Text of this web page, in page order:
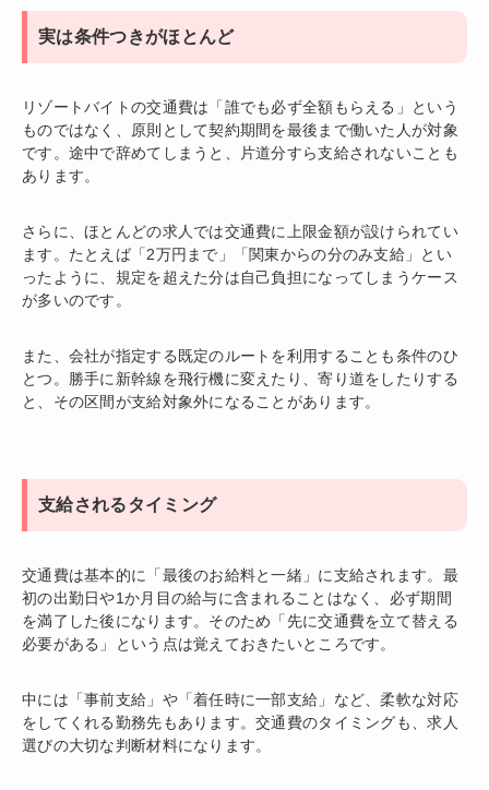
実は条件つきがほとんど
リゾートバイトの交通費は「誰でも必ず全額もらえる」という
ものではなく、原則として契約期間を最後まで働いた人が対象
です。途中で辞めてしまうと、片道分すら支給されないことも
あります。
さらに、ほとんどの求人では交通費に上限金額が設けられてい
ます。たとえば「2万円まで」「関東からの分のみ支給」とい
ったように、規定を超えた分は自己負担になってしまうケース
が多いのです。
また、会社が指定する既定のルートを利用することも条件のひ
とつ。勝手に新幹線を飛行機に変えたり、寄り道をしたりする
と、その区間が支給対象外になることがあります。
支給されるタイミング
交通費は基本的に「最後のお給料と一緒」に支給されます。最
初の出勤日や1か月目の給与に含まれることはなく、必ず期間
を満了した後になります。そのため「先に交通費を立て替える
必要がある」という点は覚えておきたいところです。
中には「事前支給」や「着任時に一部支給」など、柔軟な対応
をしてくれる勤務先もあります。交通費のタイミングも、求人
選びの大切な判断材料になります。